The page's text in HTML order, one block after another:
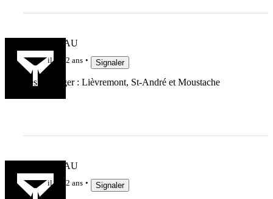
MAKABIAU
il y a 2 ans Signaler
Les Asperger : Lièvremont, St-André et Moustache
MAKABIAU
il y a 2 ans Signaler